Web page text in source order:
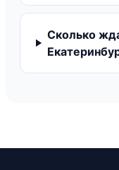
Сколько